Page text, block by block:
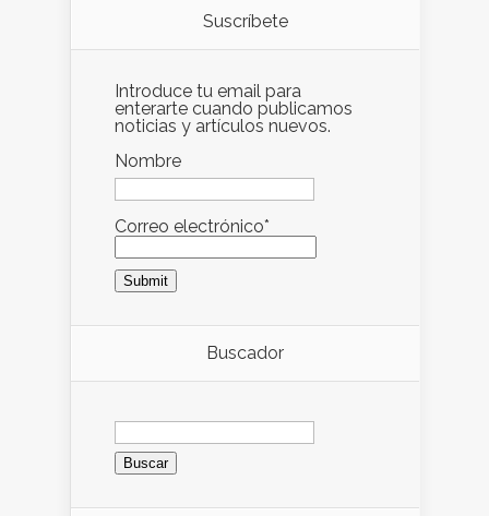
Suscríbete
Introduce tu email para
enterarte cuando publicamos
noticias y artículos nuevos.
Nombre
Correo electrónico*
Buscador
Buscar: